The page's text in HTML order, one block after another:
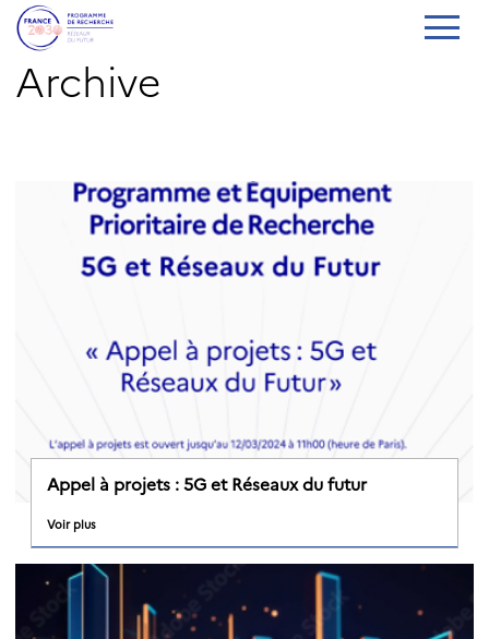
Archive
Appel à projets : 5G et Réseaux du futur
Voir plus